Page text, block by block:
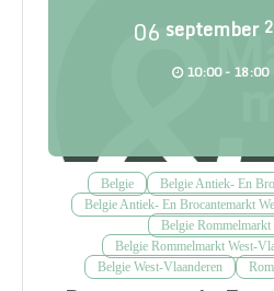
06 september
10:00 - 18:00
Belgie
Belgie Antiek- En
Belgie Antiek- En Brocantemarkt
Belgie Rommelmarkt
Belgie Rommelmarkt West-
Belgie West-Vlaanderen